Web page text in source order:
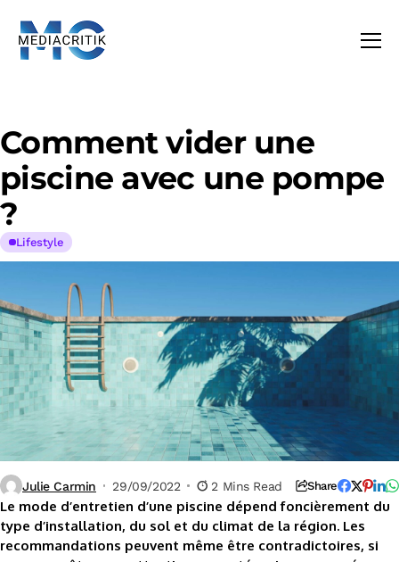
Comment vider une
piscine avec une pompe
?
Lifestyle
Julie Carmin 29/09/2022 2 Mins Read Share
Le mode d’entretien d’une piscine dépend foncièrement du
type d’installation, du sol et du climat de la région. Les
recommandations peuvent même être contradictoires, si